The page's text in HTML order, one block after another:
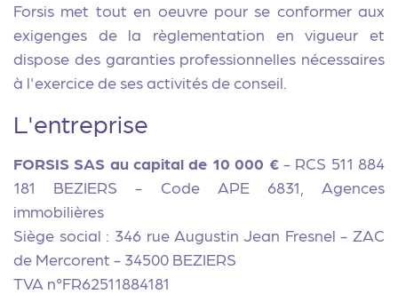
Forsis met tout en oeuvre pour se conformer aux
exigenges de la règlementation en vigueur et
dispose des garanties professionnelles nécessaires
à l'exercice de ses activités de conseil.
L'entreprise
FORSIS SAS au capital de 10 000 €- RCS 511 884
181 BEZIERS - Code APE 6831, Agences
immobilières
Siège social : 346 rue Augustin Jean Fresnel - ZAC
de Mercorent - 34500 BEZIERS
TVA n°FR62511884181